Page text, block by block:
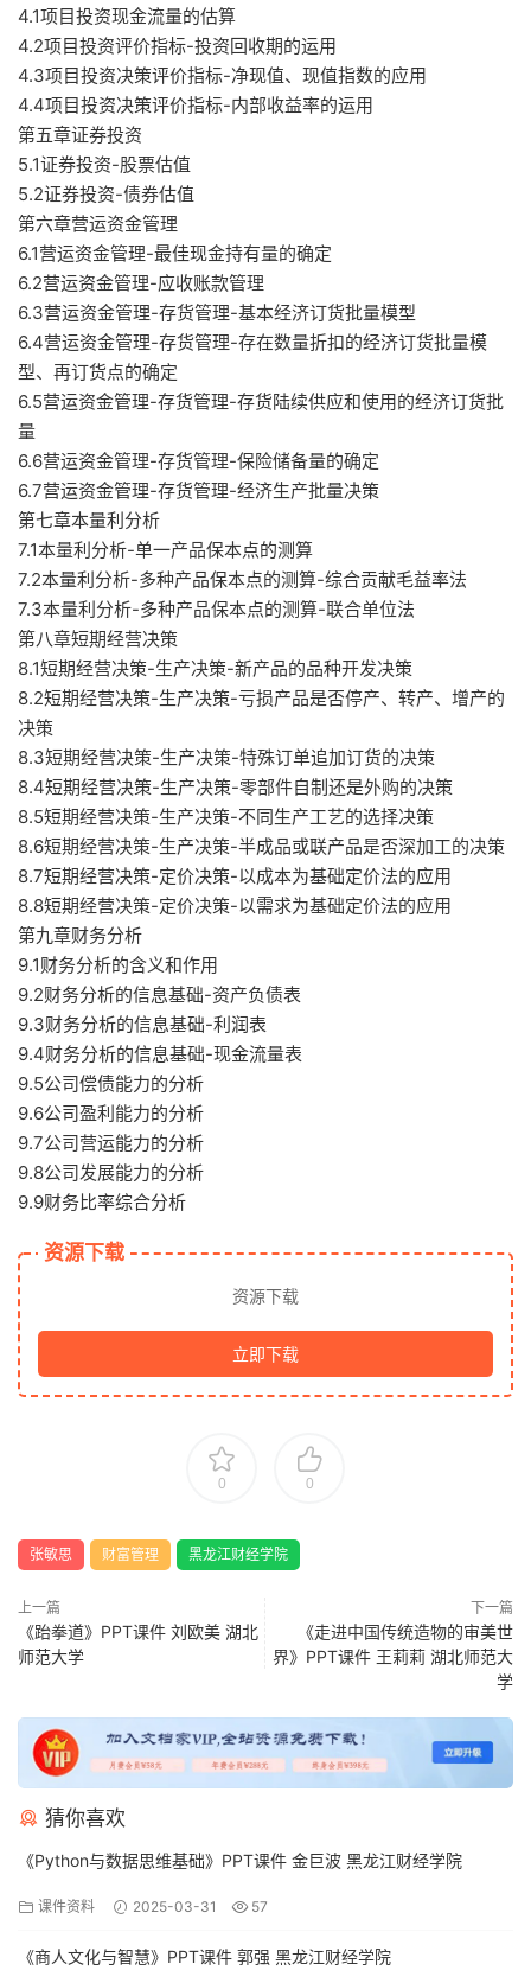
4.1项目投资现金流量的估算
4.2项目投资评价指标-投资回收期的运用
4.3项目投资决策评价指标-净现值、现值指数的应用
4.4项目投资决策评价指标-内部收益率的运用
第五章证券投资
5.1证券投资-股票估值
5.2证券投资-债券估值
第六章营运资金管理
6.1营运资金管理-最佳现金持有量的确定
6.2营运资金管理-应收账款管理
6.3营运资金管理-存货管理-基本经济订货批量模型
6.4营运资金管理-存货管理-存在数量折扣的经济订货批量模
型、再订货点的确定
6.5营运资金管理-存货管理-存货陆续供应和使用的经济订货批
量
6.6营运资金管理-存货管理-保险储备量的确定
6.7营运资金管理-存货管理-经济生产批量决策
第七章本量利分析
7.1本量利分析-单一产品保本点的测算
7.2本量利分析-多种产品保本点的测算-综合贡献毛益率法
7.3本量利分析-多种产品保本点的测算-联合单位法
第八章短期经营决策
8.1短期经营决策-生产决策-新产品的品种开发决策
8.2短期经营决策-生产决策-亏损产品是否停产、转产、增产的
决策
8.3短期经营决策-生产决策-特殊订单追加订货的决策
8.4短期经营决策-生产决策-零部件自制还是外购的决策
8.5短期经营决策-生产决策-不同生产工艺的选择决策
8.6短期经营决策-生产决策-半成品或联产品是否深加工的决策
8.7短期经营决策-定价决策-以成本为基础定价法的应用
8.8短期经营决策-定价决策-以需求为基础定价法的应用
第九章财务分析
9.1财务分析的含义和作用
9.2财务分析的信息基础-资产负债表
9.3财务分析的信息基础-利润表
9.4财务分析的信息基础-现金流量表
9.5公司偿债能力的分析
9.6公司盈利能力的分析
9.7公司营运能力的分析
9.8公司发展能力的分析
9.9财务比率综合分析
资源下载
资源下载
立即下载
0 0
张敏思 财富管理 黑龙江财经学院
上一篇
《跆拳道》PPT课件 刘欧美 湖北
师范大学
下一篇
《走进中国传统造物的审美世
界》PPT课件 王莉莉 湖北师范大
学
猜你喜欢
《Python与数据思维基础》PPT课件 金巨波 黑龙江财经学院
课件资料 2025-03-31 57
《商人文化与智慧》PPT课件 郭强 黑龙江财经学院